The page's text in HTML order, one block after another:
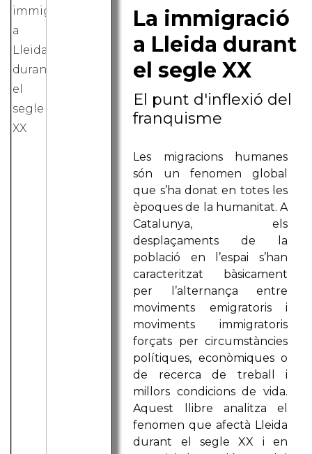
La immigració
a Lleida durant
el segle XX
El punt d'inflexió del
franquisme
Les migracions humanes
són un fenomen global
que s’ha donat en totes les
èpoques de la humanitat. A
Catalunya, els
desplaçaments de la
població en l’espai s’han
caracteritzat bàsicament
per l’alternança entre
moviments emigratoris i
moviments immigratoris
forçats per circumstàncies
polítiques, econòmiques o
de recerca de treball i
millors condicions de vida.
Aquest llibre analitza el
fenomen que afectà Lleida
durant el segle XX i en